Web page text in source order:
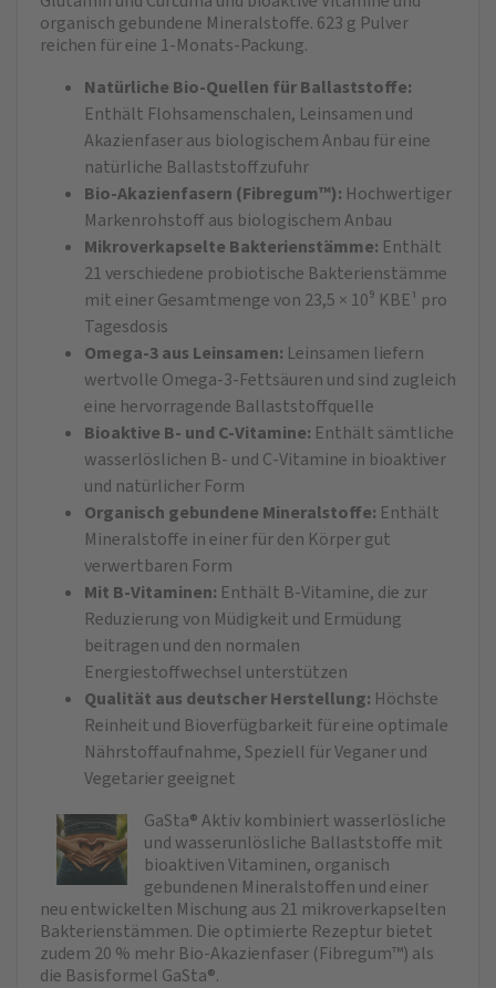
organisch gebundene Mineralstoffe. 623 g Pulver
reichen für eine 1-Monats-Packung.​
Natürliche Bio-Quellen für Ballaststoffe:
Enthält Flohsamenschalen, Leinsamen und
Akazienfaser aus biologischem Anbau für eine
natürliche Ballaststoffzufuhr
Bio-Akazienfasern (Fibregum™): Hochwertiger
Markenrohstoff aus biologischem Anbau
Mikroverkapselte Bakterienstämme: Enthält
21 verschiedene probiotische Bakterienstämme
mit einer Gesamtmenge von 23,5 × 10⁹ KBE¹ pro
Tagesdosis
Omega-3 aus Leinsamen: Leinsamen liefern
wertvolle Omega-3-Fettsäuren und sind zugleich
eine hervorragende Ballaststoffquelle
Bioaktive B- und C-Vitamine: Enthält sämtliche
wasserlöslichen B- und C-Vitamine in bioaktiver
und natürlicher Form
Organisch gebundene Mineralstoffe: Enthält
Mineralstoffe in einer für den Körper gut
verwertbaren Form
Mit B-Vitaminen: Enthält B-Vitamine, die zur
Reduzierung von Müdigkeit und Ermüdung
beitragen und den normalen
Energiestoffwechsel unterstützen
Qualität aus deutscher Herstellung: Höchste
Reinheit und Bioverfügbarkeit für eine optimale
Nährstoffaufnahme, Speziell für Veganer und
Vegetarier geeignet
GaSta® Aktiv kombiniert wasserlösliche
und wasserunlösliche Ballaststoffe mit
bioaktiven Vitaminen, organisch
gebundenen Mineralstoffen und einer
neu entwickelten Mischung aus 21 mikroverkapselten
Bakterienstämmen. Die optimierte Rezeptur bietet
zudem 20 % mehr Bio-Akazienfaser (Fibregum™) als
die Basisformel GaSta®.